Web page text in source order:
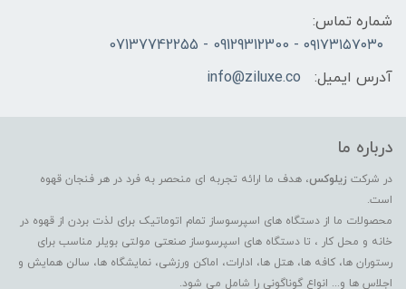
شماره تماس:
۰۹۱۷۳۱۵۷۰۳۰ - 09129312300 - 07137742255
آدرس ایمیل:
info@ziluxe.co
درباره ما
در شرکت زیلوکس، هدف ما ارائه تجربه ای منحصر به فرد در هر فنجان قهوه
است.
محصولات ما از دستگاه های اسپرسوساز تمام اتوماتیک برای لذت بردن از قهوه در
خانه و محل کار ، تا دستگاه های اسپرسوساز صنعتی مولتی بویلر مناسب برای
رستوران ها، کافه ها، هتل ها، ادارات، اماکن ورزشی، نمایشگاه ها، سالن همایش و
اجلاس ها و... انواع گوناگونی را شامل می شود.